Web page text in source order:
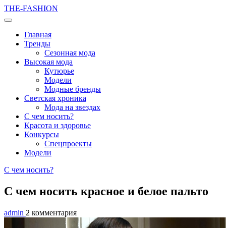
THE-FASHION
Главная
Тренды
Сезонная мода
Высокая мода
Кутюрье
Модели
Модные бренды
Светская хроника
Мода на звездах
С чем носить?
Красота и здоровье
Конкурсы
Спецпроекты
Модели
С чем носить?
С чем носить красное и белое пальто
admin 2 комментария